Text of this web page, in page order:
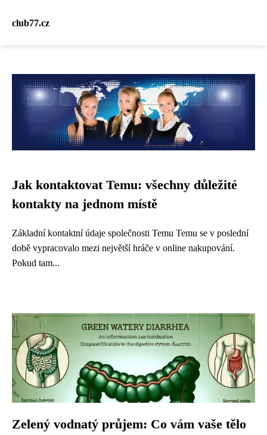
club77.cz
Jak kontaktovat Temu: všechny důležité
kontakty na jednom místě
Základní kontaktní údaje společnosti Temu Temu se v poslední
době vypracovalo mezi největší hráče v online nakupování.
Pokud tam...
Zelený vodnatý průjem: Co vám vaše tělo